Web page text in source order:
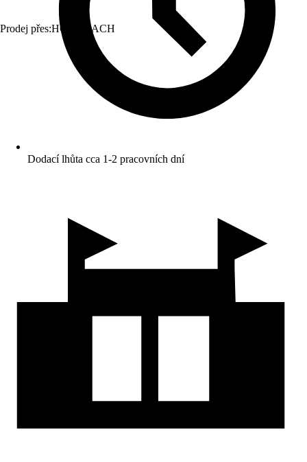
Prodej přes:HORNBACH
Dodací lhůta cca 1-2 pracovních dní